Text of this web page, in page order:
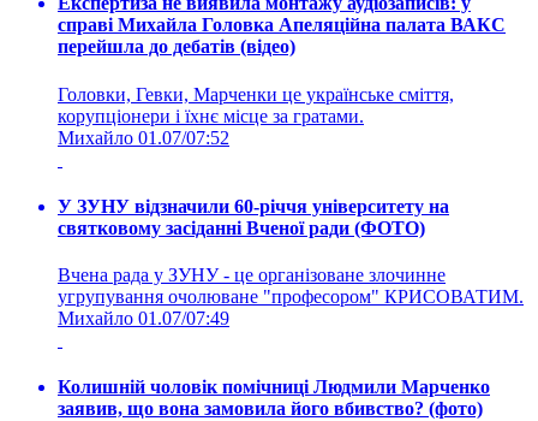
справі Михайла Головка Апеляційна палата ВАКС
перейшла до дебатів (відео)
Головки, Гевки, Марченки це українське сміття,
корупціонери і їхнє місце за гратами.
Михайло 01.07/07:52
У ЗУНУ відзначили 60-річчя університету на
святковому засіданні Вченої ради (ФОТО)
Вчена рада у ЗУНУ - це організоване злочинне
угрупування очолюване "професором" КРИСОВАТИМ.
Михайло 01.07/07:49
Колишній чоловік помічниці Людмили Марченко
заявив, що вона замовила його вбивство? (фото)